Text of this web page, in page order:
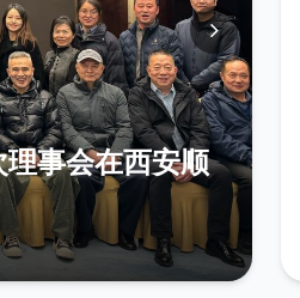
事会在西安顺